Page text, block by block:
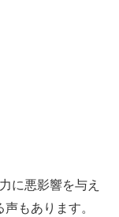
に悪影響を与え
もあります。